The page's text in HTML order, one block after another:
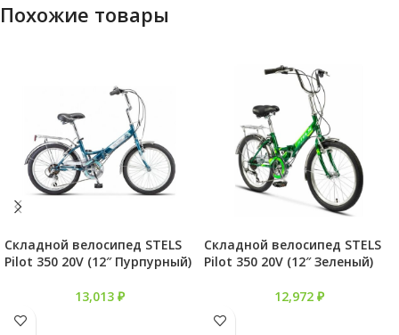
Похожие товары
Складной велосипед STELS
Pilot 350 20V (12″ Пурпурный)
13,013 ₽
Складной велосипед STELS
Pilot 350 20V (12″ Зеленый)
12,972 ₽